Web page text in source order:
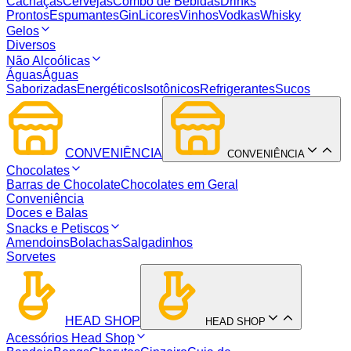
ProntosEspumantesGin LicoresVinhosVodkasWhisky
Gelos
Diversos
Não Alcoólicas
ÁguasÁguas
SaborizadasEnergéticos IsotônicosRefrigerantesSucos
CONVENIÊNCIA CONVENIÊNCIA
Chocolates
Barras de ChocolateChocolates em Geral
Conveniência
Doces e Balas
Snacks e Petiscos
AmendoinsBolachasSalgadinhos
Sorvetes
HEAD SHOP HEAD SHOP
Acessórios Head Shop